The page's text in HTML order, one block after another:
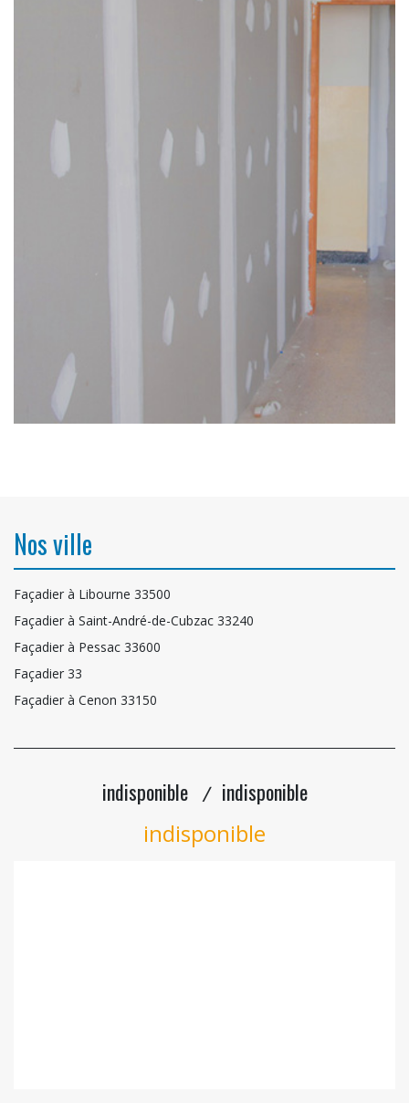
Nos ville
Façadier à Libourne 33500
Façadier à Saint-André-de-Cubzac 33240
Façadier à Pessac 33600
Façadier 33
Façadier à Cenon 33150
indisponible / indisponible
indisponible